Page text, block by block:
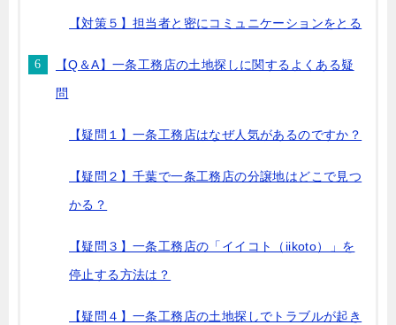
【対策５】担当者と密にコミュニケーションをとる
【Q＆A】一条工務店の土地探しに関するよくある疑
問
【疑問１】一条工務店はなぜ人気があるのですか？
【疑問２】千葉で一条工務店の分譲地はどこで見つ
かる？
【疑問３】一条工務店の「イイコト（iikoto）」を
停止する方法は？
【疑問４】一条工務店の土地探しでトラブルが起き